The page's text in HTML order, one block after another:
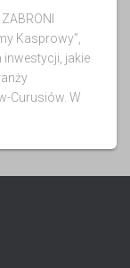
Kasprowy”,
inwestycji, jakie
Curusiów. W